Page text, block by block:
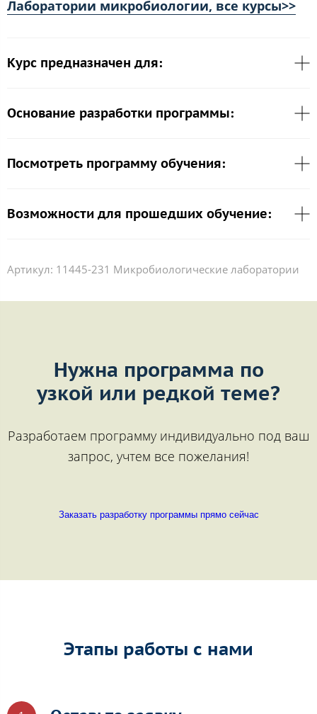
Лаборатории микробиологии, все курсы>>
Курс предназначен для:
Основание разработки программы:
Посмотреть программу обучения:
Возможности для прошедших обучение:
Артикул: 11445-231 Микробиологические лаборатории
Нужна программа по
узкой или редкой теме?
Разработаем программу индивидуально под ваш
запрос, учтем все пожелания!
Заказать разработку программы прямо сейчас
Этапы работы с нами